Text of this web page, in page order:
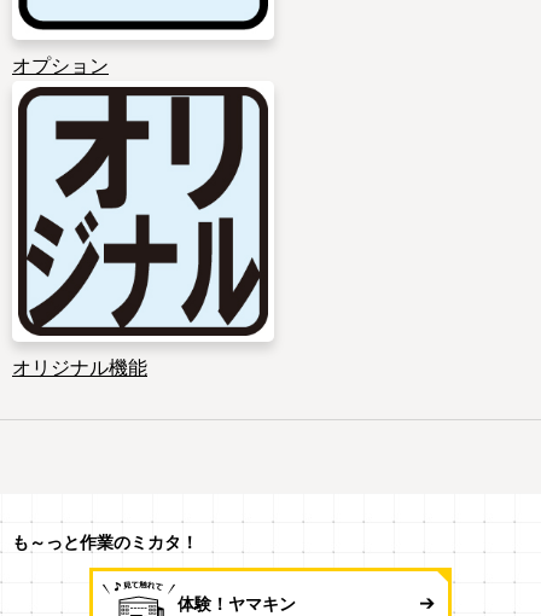
オプション
オリジナル機能
も～っと作業のミカタ！
体験！ヤマキン